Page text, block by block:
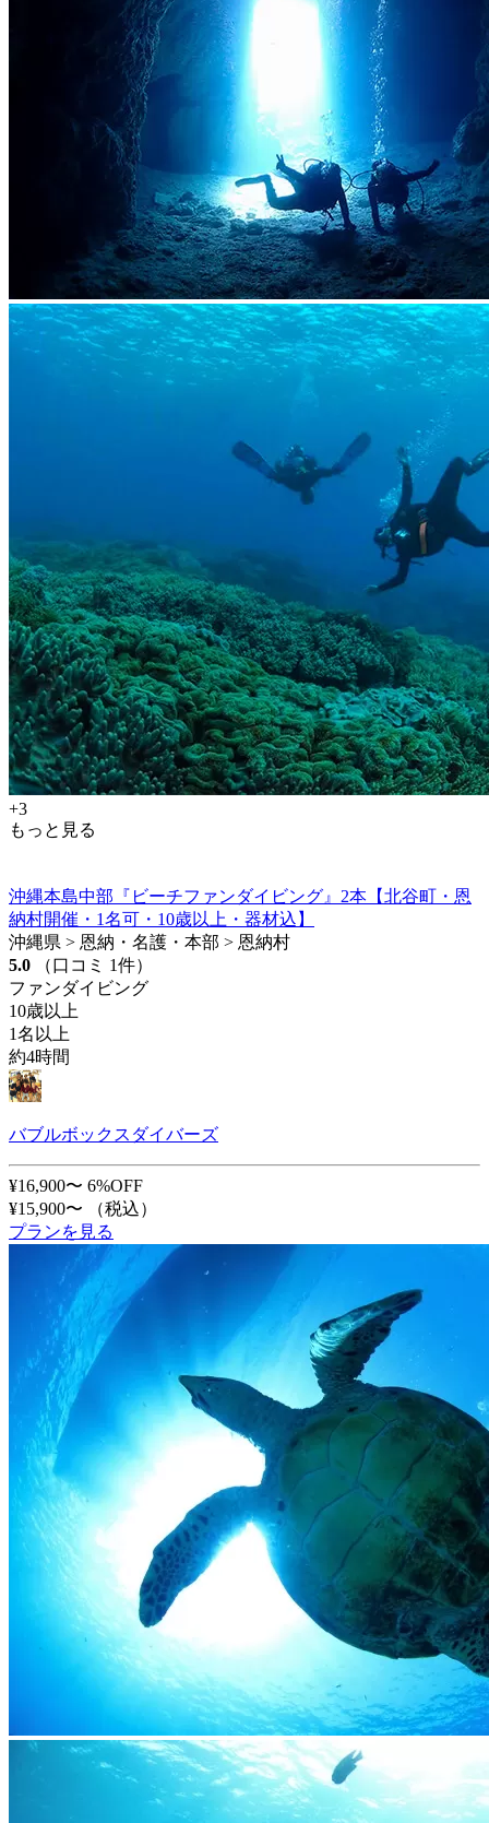
+3
もっと見る
沖縄本島中部『ビーチファンダイビング』2本【北谷町・恩
納村開催・1名可・10歳以上・器材込】
沖縄県 > 恩納・名護・本部 > 恩納村
5.0
（口コミ 1件）
ファンダイビング
10歳以上
1名以上
約4時間
バブルボックスダイバーズ
¥16,900〜 6%OFF
¥15,900〜
（税込）
プランを見る